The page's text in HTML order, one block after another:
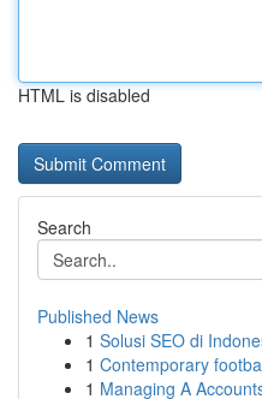
HTML is disabled
Search
Published News
1 Solusi SEO di
1 Contemporary
1 Managing A